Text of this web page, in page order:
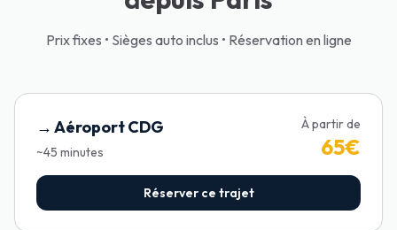
Prix fixes • Sièges auto inclus • Réservation en ligne
→ Aéroport CDG
~45 minutes
À partir de
65€
Réserver ce trajet